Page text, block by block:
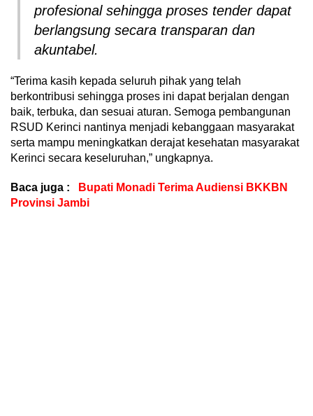
profesional sehingga proses tender dapat
berlangsung secara transparan dan
akuntabel.
“Terima kasih kepada seluruh pihak yang telah
berkontribusi sehingga proses ini dapat berjalan dengan
baik, terbuka, dan sesuai aturan. Semoga pembangunan
RSUD Kerinci nantinya menjadi kebanggaan masyarakat
serta mampu meningkatkan derajat kesehatan masyarakat
Kerinci secara keseluruhan,” ungkapnya.
Baca juga :
Bupati Monadi Terima Audiensi BKKBN
Provinsi Jambi